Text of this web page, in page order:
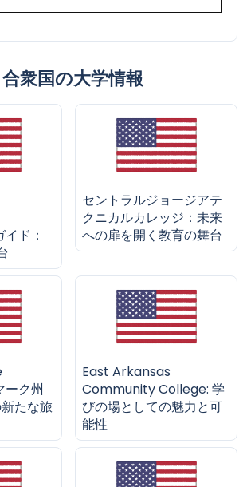
衆国の大学情報
ド：
セントラルジョージアテ
クニカルカレッジ：未来
への扉を開く教育の舞台
ク州
たな旅
East Arkansas
Community College: 学
びの場としての魅力と可
能性